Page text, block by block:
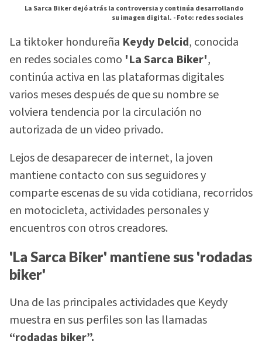
La Sarca Biker dejó atrás la controversia y continúa desarrollando
su imagen digital. -Foto: redes sociales
La tiktoker hondureña Keydy Delcid, conocida
en redes sociales como 'La Sarca Biker',
continúa activa en las plataformas digitales
varios meses después de que su nombre se
volviera tendencia por la circulación no
autorizada de un video privado.
Lejos de desaparecer de internet, la joven
mantiene contacto con sus seguidores y
comparte escenas de su vida cotidiana, recorridos
en motocicleta, actividades personales y
encuentros con otros creadores.
'La Sarca Biker' mantiene sus 'rodadas
biker'
Una de las principales actividades que Keydy
muestra en sus perfiles son las llamadas
“rodadas biker”.